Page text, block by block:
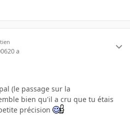
20 a
(le passage sur la
bien qu'il a cru que tu étais
précision